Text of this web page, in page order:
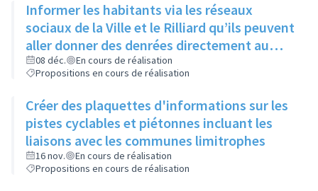
Informer les habitants via les réseaux
sociaux de la Ville et le Rilliard qu’ils peuvent
aller donner des denrées directement au
local des restos du cœur (au 1- 3 rue Jacques
Prévert), les lundis, mardis et mercredis
08 déc.
En cours de réalisation
Propositions en cours de réalisation
Créer des plaquettes d'informations sur les
pistes cyclables et piétonnes incluant les
liaisons avec les communes limitrophes
16 nov.
En cours de réalisation
Propositions en cours de réalisation